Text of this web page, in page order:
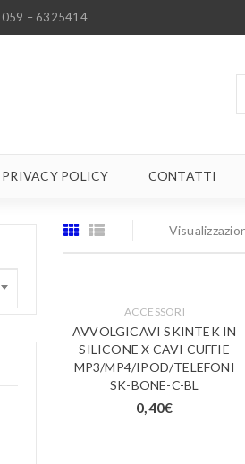
059 – 6325414
PRIVACY POLICY CONTATTI
ACCESSORI
AVVOLGICAVI SKINTEK IN
SILICONE X CAVI CUFFIE
MP3/MP4/IPOD/TELEFONI
SK-BONE-C-BL
0,40€